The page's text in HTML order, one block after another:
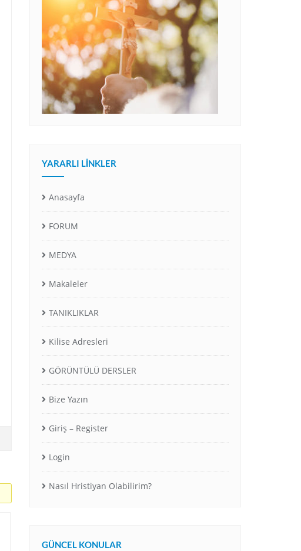
YARARLI LINKLER
Anasayfa
FORUM
MEDYA
Makaleler
TANIKLIKLAR
Kilise Adresleri
GÖRÜNTÜLÜ DERSLER
Bize Yazın
Giriş – Register
Login
Nasıl Hristiyan Olabilirim?
GÜNCEL KONULAR